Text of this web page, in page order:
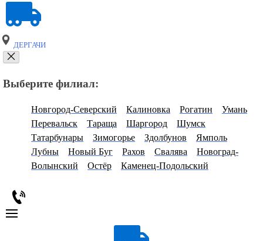
ДЕРГАЧИ
Выберите филиал:
Новгород-Северский Калиновка Рогатин
Умань
Перевальск
Тараща Шаргород
Шумск
Татарбунары
Зимогорье Здолбунов
Ямполь
Лубны
Новый Буг Рахов Свалява
Новоград-
Волынский
Остёр Каменец-Подольский